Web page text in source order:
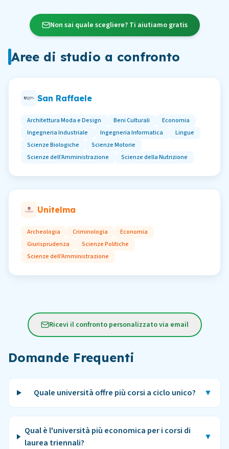
Non sai quale scegliere? Ti aiutiamo gratis
Aree di studio a confronto
San Raffaele
Architettura Moda e Design Beni Culturali
Economia
Ingegneria Industriale
Ingegneria Informatica
Lingue
Scienze Biologiche
Scienze Motorie
Scienze dell'Amministrazione
Scienze della Nutrizione
Unitelma
Archeologia Criminologia
Economia
Giurisprudenza
Scienze Politiche
Scienze dell'Amministrazione
Ricevi il confronto personalizzato via email
Domande Frequenti
Quale università offre più corsi a ciclo unico? ▼
Qual è l'università più economica per i corsi di
laurea triennali?
▼